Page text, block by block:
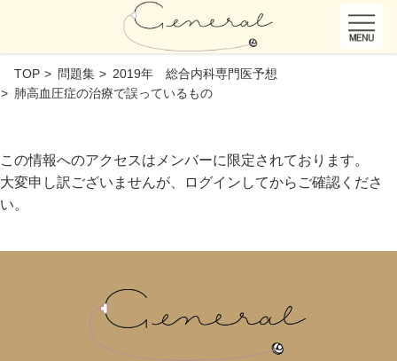
TOP 問題集
2019年 総合内科専門医予想
肺高血圧症の治療で誤っているもの
この情報へのアクセスはメンバーに限定されております。
大変申し訳ございませんが、ログインしてからご確認くださ
い。